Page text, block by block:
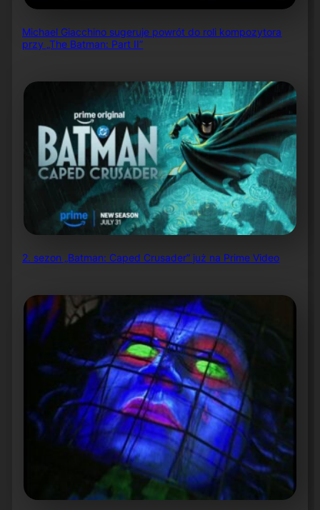
Michael Giacchino sugeruje powrót do roli kompozytora
przy „The Batman: Part II”
2. sezon „Batman: Caped Crusader” już na Prime Video